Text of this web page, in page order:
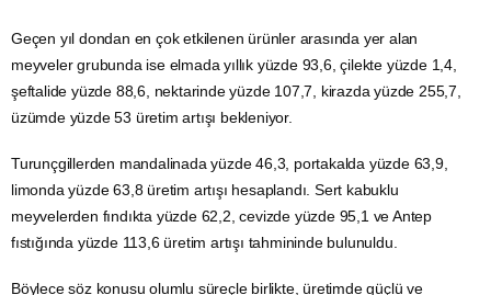
Geçen yıl dondan en çok etkilenen ürünler arasında yer alan
meyveler grubunda ise elmada yıllık yüzde 93,6, çilekte yüzde 1,4,
şeftalide yüzde 88,6, nektarinde yüzde 107,7, kirazda yüzde 255,7,
üzümde yüzde 53 üretim artışı bekleniyor.
Turunçgillerden mandalinada yüzde 46,3, portakalda yüzde 63,9,
limonda yüzde 63,8 üretim artışı hesaplandı. Sert kabuklu
meyvelerden fındıkta yüzde 62,2, cevizde yüzde 95,1 ve Antep
fıstığında yüzde 113,6 üretim artışı tahmininde bulunuldu.
Böylece söz konusu olumlu süreçle birlikte, üretimde güçlü ve